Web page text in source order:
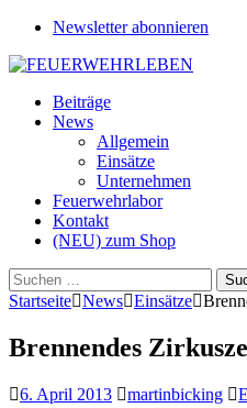
Newsletter abonnieren
Beiträge
News
Allgemein
Einsätze
Unternehmen
Feuerwehrlabor
Kontakt
(NEU) zum Shop
Suchen
nach:
Startseite News Einsätze
Brennendes
6. April 2013 martinbicking